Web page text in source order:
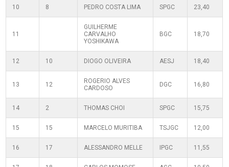
10 8 PEDRO COSTA LIMA SPGC 23,40
11
GUILHERME
CARVALHO
YOSHIKAWA
BGC 18,70
12 10 DIOGO OLIVEIRA AESJ 18,40
13 12
ROGERIO ALVES
CARDOSO
DGC 16,80
14 2 THOMAS CHOI SPGC 15,75
15 15 MARCELO MURITIBA TSJGC 12,00
16 17 ALESSANDRO MELLE IPGC 11,55